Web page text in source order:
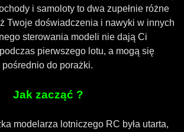
i samoloty to dwa zupełnie różne
Twoje doświadczenia i nawyki w innych
sterowania modeli nie dają Ci
pierwszego lotu, a mogą się
do porażki.
Jak zacząć ?
modelarza lotniczego RC była utarta,